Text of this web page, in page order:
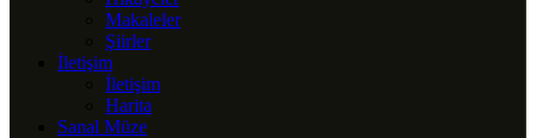
Makaleler
Şiirler
İletişim
İletişim
Harita
Sanal Müze